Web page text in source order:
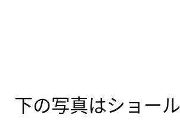
下の写真はショー